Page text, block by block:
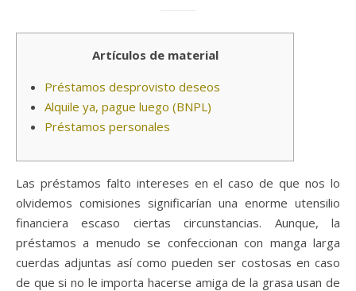
Artículos de material
Préstamos desprovisto deseos
Alquile ya, pague luego (BNPL)
Préstamos personales
Las préstamos falto intereses en el caso de que nos lo
olvidemos comisiones significarían una enorme utensilio
financiera escaso ciertas circunstancias. Aunque, la
préstamos a menudo se confeccionan con manga larga
cuerdas adjuntas así­ como pueden ser costosas en caso
de que si no le importa hacerse amiga de la grasa usan de